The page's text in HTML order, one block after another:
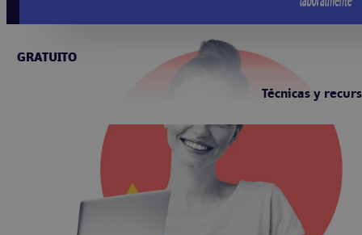
GRATUITO
Técnicas y